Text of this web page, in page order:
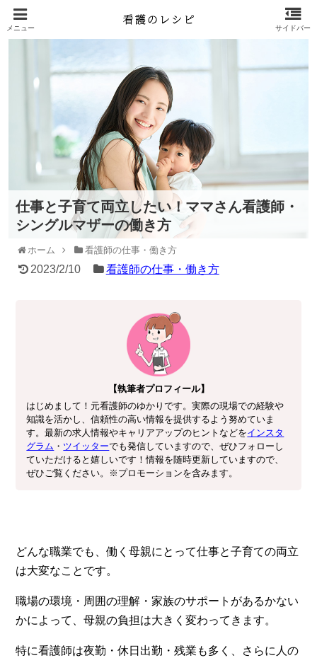
仕事と子育て両立したい！ママさん看護師・
シングルマザーの働き方
ホーム 看護師の仕事・働き方
2023/2/10 看護師の仕事・働き方
【執筆者プロフィール】
はじめまして！元看護師のゆかりです。実際の現場での経験や
知識を活かし、信頼性の高い情報を提供するよう努めていま
す。最新の求人情報やキャリアアップのヒントなどをインスタ
グラム ・ ツイッターでも発信していますので、ぜひフォローし
ていただけると嬉しいです！情報を随時更新していますので、
ぜひご覧ください。※プロモーションを含みます。
どんな職業でも、働く母親にとって仕事と子育ての両立
は大変なことです。
職場の環境・周囲の理解・家族のサポートがあるかない
かによって、母親の負担は大きく変わってきます。
特に看護師は夜勤・休日出勤・残業も多く、さらに人の